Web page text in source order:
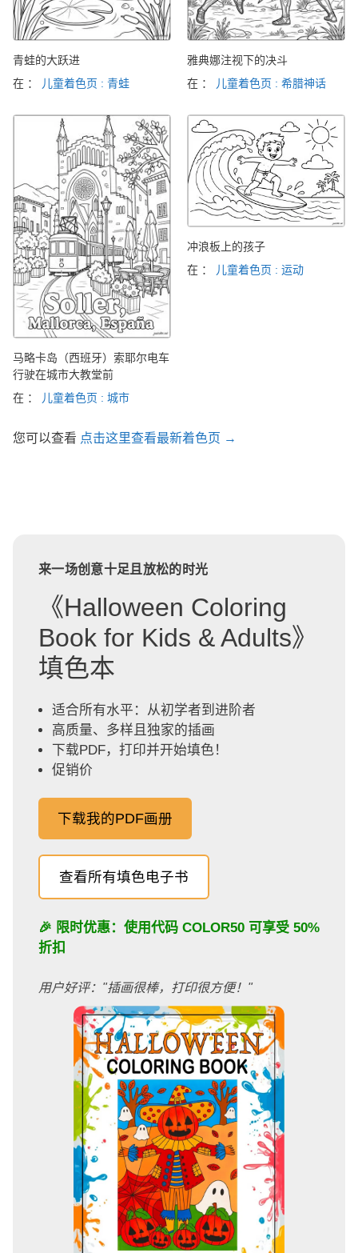
青蛙的大跃进
在 ：
儿童着色页 : 青蛙
雅典娜注视下的决斗
在 ：
儿童着色页 : 希腊神话
马略卡岛（西班牙）索耶尔电车
行驶在城市大教堂前
在 ：
儿童着色页 : 城市
冲浪板上的孩子
在 ：
儿童着色页 : 运动
您可以查看 点击这里查看最新着色页 →
来一场创意十足且放松的时光
《Halloween Coloring
Book for Kids & Adults》
填色本
适合所有水平：从初学者到进阶者
高质量、多样且独家的插画
下载PDF，打印并开始填色！
促销价
下载我的PDF画册
查看所有填色电子书
🎉 限时优惠：使用代码 COLOR50 可享受 50%
折扣
用户好评："插画很棒，打印很方便！"